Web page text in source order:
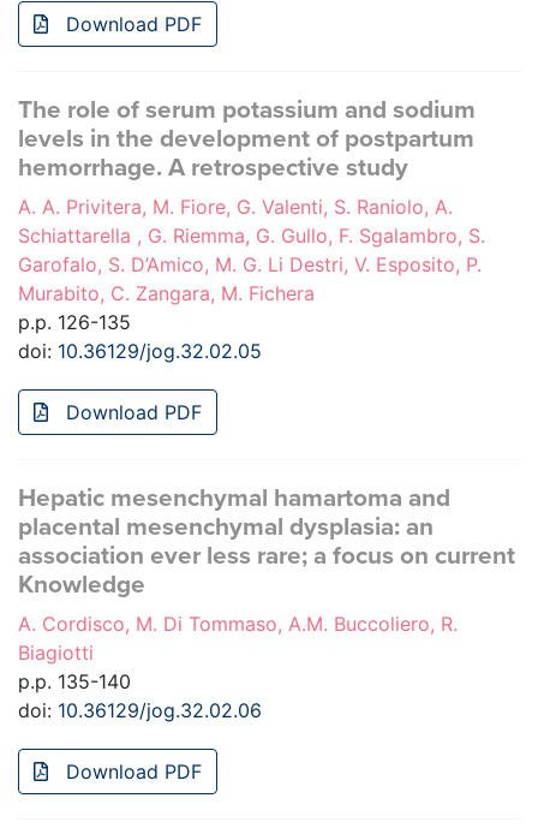
Download PDF
The role of serum potassium and sodium
levels in the development of postpartum
hemorrhage. A retrospective study
A. A. Privitera, M. Fiore, G. Valenti, S. Raniolo, A.
Schiattarella , G. Riemma, G. Gullo, F. Sgalambro, S.
Garofalo, S. D’Amico, M. G. Li Destri, V. Esposito, P.
Murabito, C. Zangara, M. Fichera
p.p. 126-135
doi: 10.36129/jog.32.02.05
Download PDF
Hepatic mesenchymal hamartoma and
placental mesenchymal dysplasia: an
association ever less rare; a focus on current
Knowledge
A. Cordisco, M. Di Tommaso, A.M. Buccoliero, R.
Biagiotti
p.p. 135-140
doi: 10.36129/jog.32.02.06
Download PDF